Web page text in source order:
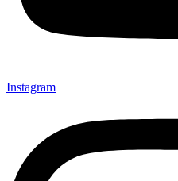
Instagram